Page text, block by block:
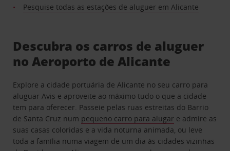
Pesquise todas as estações de aluguer em Alicante
Descubra os carros de aluguer
no Aeroporto de Alicante
Explore a cidade portuária de Alicante no seu carro para
aluguar Avis e aproveite ao máximo tudo o que a cidade
tem para oferecer. Passeie pelas ruas estreitas do Barrio
de Santa Cruz num pequeno carro para alugar e admire as
suas casas coloridas e a vida noturna animada, ou leve
toda a família numa viagem de um dia às cidades vizinhas